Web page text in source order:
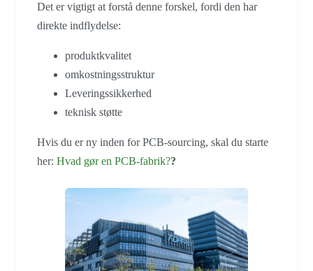
Det er vigtigt at forstå denne forskel, fordi den har
direkte indflydelse:
produktkvalitet
omkostningsstruktur
Leveringssikkerhed
teknisk støtte
Hvis du er ny inden for PCB-sourcing, skal du starte
her: Hvad gør en PCB-fabrik??